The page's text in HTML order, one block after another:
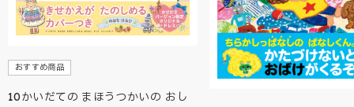
おすすめ商品
10かいだての まほうつかいの おし